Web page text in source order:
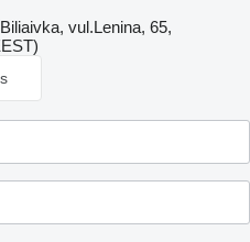
vul.Lenina, 65,